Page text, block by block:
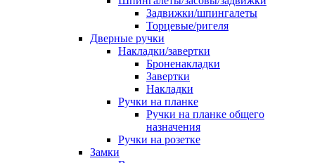
Задвижки/шпингалеты
Торцевые/ригеля
Дверные ручки
Накладки/завертки
Броненакладки
Завертки
Накладки
Ручки на планке
Ручки на планке общего
назначения
Ручки на розетке
Замки